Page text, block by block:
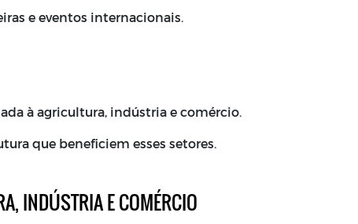
e eventos internacionais.
à agricultura, indústria e comércio.
que beneficiem esses setores.
INDÚSTRIA E COMÉRCIO